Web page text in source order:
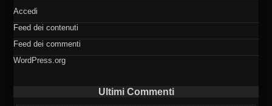
Accedi
Feed dei contenuti
Feed dei commenti
WordPress.org
Ultimi Commenti